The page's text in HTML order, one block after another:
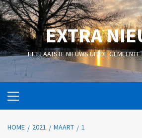
EXTRA
HET LAATSTE NIEUWS UIT DE
HOME 2021 MAART 1